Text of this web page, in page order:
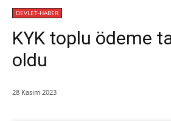
DEVLET-HABER
KYK toplu ödeme
oldu
28 Kasım 2023